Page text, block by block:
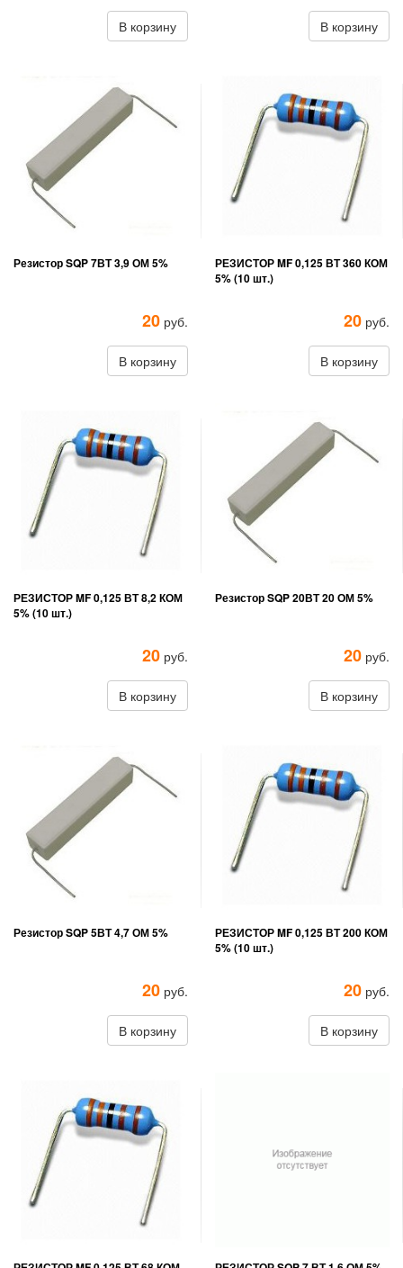
В корзину В корзину
Резистор SQP 7ВТ 3,9 ОМ 5%
20 руб.
В корзину
РЕЗИСТОР MF 0,125 ВТ 360 КОМ
5% (10 шт.)
20 руб.
В корзину
РЕЗИСТОР MF 0,125 ВТ 8,2 КОМ
5% (10 шт.)
20 руб.
В корзину
Резистор SQP 20ВТ 20 ОМ 5%
20 руб.
В корзину
Резистор SQP 5ВТ 4,7 ОМ 5%
20 руб.
В корзину
РЕЗИСТОР MF 0,125 ВТ 200 КОМ
5% (10 шт.)
20 руб.
В корзину